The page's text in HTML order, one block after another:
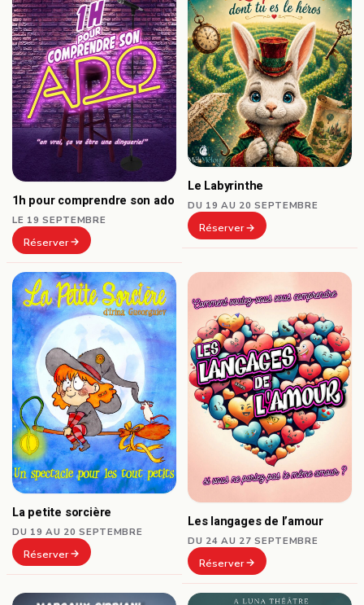
1h pour comprendre son ado
LE 19 SEPTEMBRE
Réserver
Le Labyrinthe
DU 19 AU 20 SEPTEMBRE
Réserver
La petite sorcière
DU 19 AU 20 SEPTEMBRE
Réserver
Les langages de l’amour
DU 24 AU 27 SEPTEMBRE
Réserver